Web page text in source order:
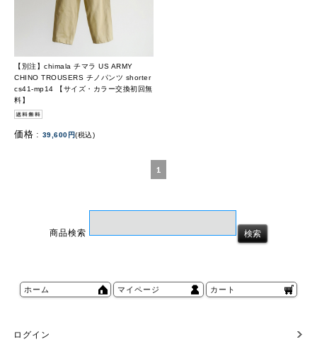
【別注】chimala チマラ US ARMY
CHINO TROUSERS チノパンツ shorter
cs41-mp14 【サイズ・カラー交換初回無
料】
価格 : 39,600円(税込)
1
商品検索
ホーム マイページ カート
ログイン